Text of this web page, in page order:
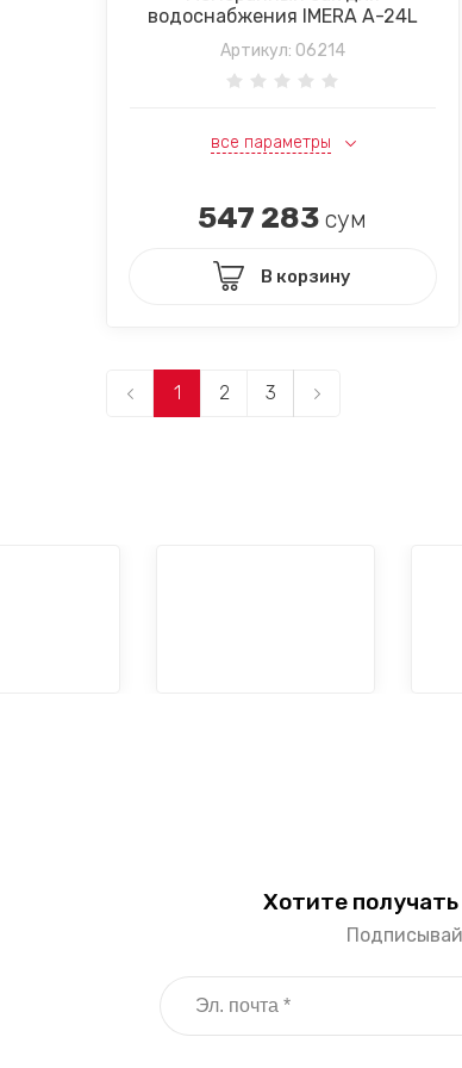
водоснабжения IMERA A-24L
Артикул: 06214
все параметры
547 283 сум
В корзину
1 2 3
Хотите